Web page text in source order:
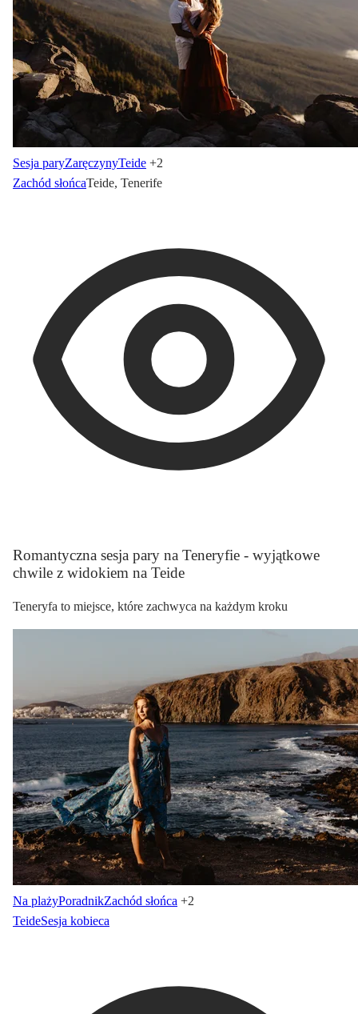
Sesja paryZaręczynyTeide +2
Zachód słońcaTeide, Tenerife
Romantyczna sesja pary na Teneryfie - wyjątkowe
chwile z widokiem na Teide
Teneryfa to miejsce, które zachwyca na każdym kroku
Na plażyPoradnikZachód słońca +2
TeideSesja kobieca